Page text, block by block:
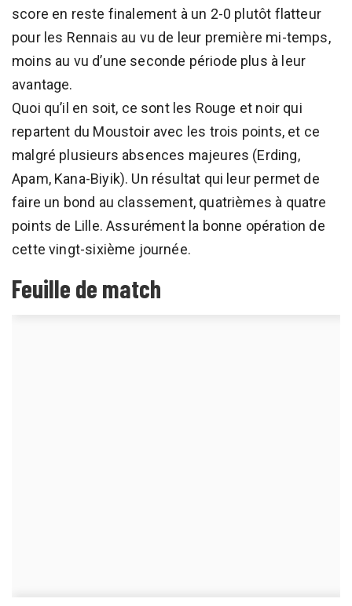
score en reste finalement à un 2-0 plutôt flatteur
pour les Rennais au vu de leur première mi-temps,
moins au vu d’une seconde période plus à leur
avantage.
Quoi qu’il en soit, ce sont les Rouge et noir qui
repartent du Moustoir avec les trois points, et ce
malgré plusieurs absences majeures (Erding,
Apam, Kana-Biyik). Un résultat qui leur permet de
faire un bond au classement, quatrièmes à quatre
points de Lille. Assurément la bonne opération de
cette vingt-sixième journée.
Feuille de match